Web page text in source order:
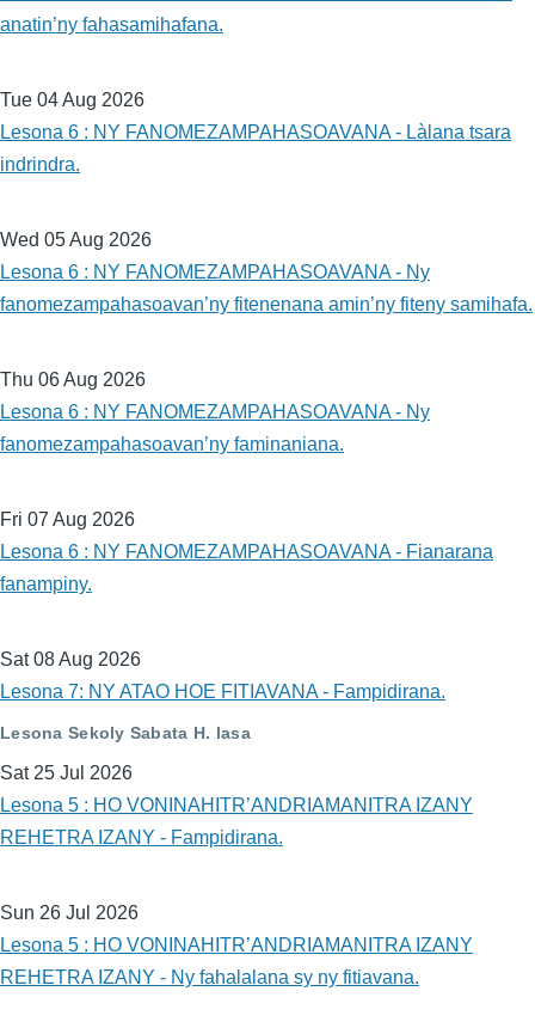
anatin’ny fahasamihafana.
Tue 04 Aug 2026
Lesona 6 : NY FANOMEZAMPAHASOAVANA - Làlana tsara
indrindra.
Wed 05 Aug 2026
Lesona 6 : NY FANOMEZAMPAHASOAVANA - Ny
fanomezampahasoavan’ny fitenenana amin’ny fiteny samihafa.
Thu 06 Aug 2026
Lesona 6 : NY FANOMEZAMPAHASOAVANA - Ny
fanomezampahasoavan’ny faminaniana.
Fri 07 Aug 2026
Lesona 6 : NY FANOMEZAMPAHASOAVANA - Fianarana
fanampiny.
Sat 08 Aug 2026
Lesona 7: NY ATAO HOE FITIAVANA - Fampidirana.
Lesona Sekoly Sabata H. lasa
Sat 25 Jul 2026
Lesona 5 : HO VONINAHITR’ANDRIAMANITRA IZANY
REHETRA IZANY - Fampidirana.
Sun 26 Jul 2026
Lesona 5 : HO VONINAHITR’ANDRIAMANITRA IZANY
REHETRA IZANY - Ny fahalalana sy ny fitiavana.